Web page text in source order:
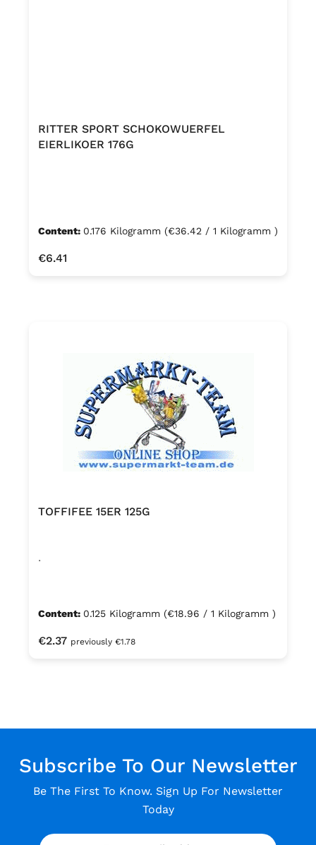
RITTER SPORT SCHOKOWUERFEL
EIERLIKOER 176G
Content: 0.176 Kilogramm (€36.42 / 1 Kilogramm )
Regular price:
€6.41
TOFFIFEE 15ER 125G
.
Content: 0.125 Kilogramm (€18.96 / 1 Kilogramm )
Regular price:
€2.37 previously €1.78
Subscribe To Our Newsletter
Be The First To Know. Sign Up For Newsletter
Today